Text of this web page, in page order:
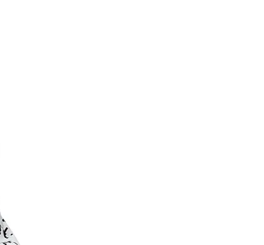
jelmez 158-as
(Sarki kommandós jelmez 158-
mindig új és változatos egyéniség
poliészter, mely 30 C fokon kézzel mosható.
nyílt lángtól és sugárzó hőtől kérjük távol
adódó jelmezcserénél a
a vevőt terhelik! Jelmezcserénél a
minőségi probléma esetén tudjuk
kedves vásárlóinkat, hogy a
a kiegészítőket, mint például
cipő, paróka, kesztyű, kardok, kemény
seprű, szakáll, bajusz, műanyag
vasvilla, stb. Amennyiben a képen több
az ár minden esetben egy termékre